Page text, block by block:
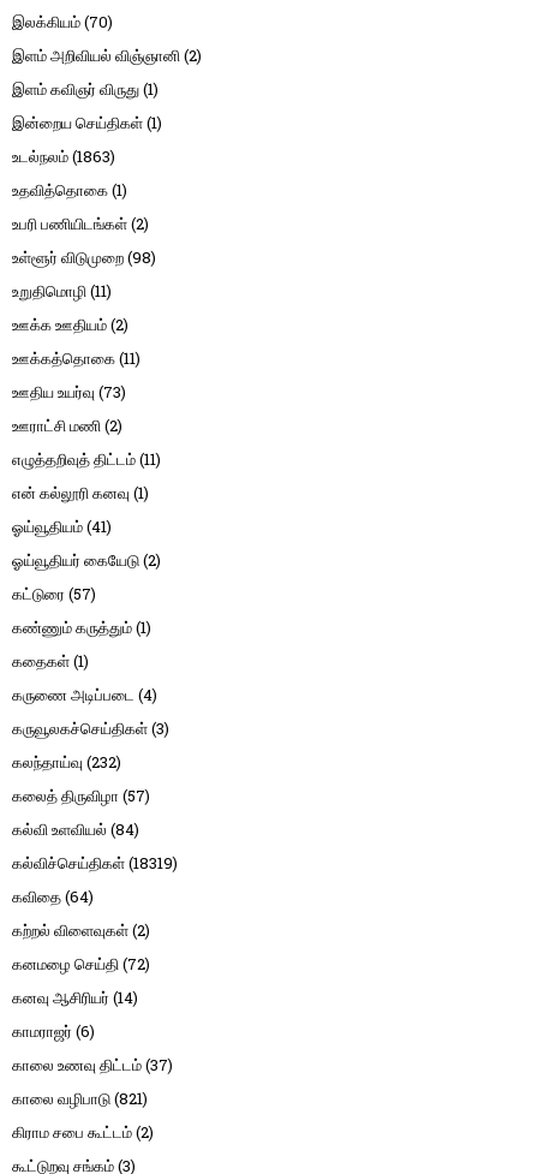
இலக்கியம்(70)
இளம் அறிவியல் விஞ்ஞானி(2)
இளம் கவிஞர் விருது(1)
இன்றைய செய்திகள்(1)
உடல்நலம்(1863)
உதவித்தொகை(1)
உபரி பணியிடங்கள்(2)
உள்ளூர் விடுமுறை(98)
உறுதிமொழி(11)
ஊக்க ஊதியம்(2)
ஊக்கத்தொகை(11)
ஊதிய உயர்வு (73)
ஊராட்சி மணி(2)
எழுத்தறிவுத் திட்டம்(11)
என் கல்லூரி கனவு (1)
ஓய்வூதியம்(41)
ஓய்வூதியர் கையேடு(2)
கட்டுரை (57)
கண்ணும் கருத்தும்(1)
கதைகள்(1)
கருணை அடிப்படை (4)
கருவூலகச்செய்திகள்(3)
கலந்தாய்வு (232)
கலைத் திருவிழா (57)
கல்வி உளவியல் (84)
கல்விச்செய்திகள்(18319)
கவிதை(64)
கற்றல் விளைவுகள்(2)
கனமழை செய்தி(72)
கனவு ஆசிரியர் (14)
காமராஜர் (6)
காலை உணவு திட்டம்(37)
காலை வழிபாடு(821)
கிராம சபை கூட்டம்(2)
கூட்டுறவு சங்கம்(3)